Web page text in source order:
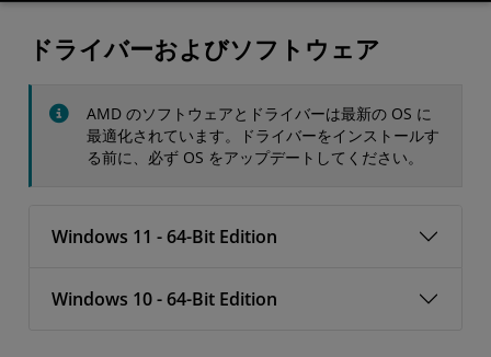
ドライバー
お問合せ
ドライバーおよびソフトウェア
AMD のソフトウェアとドライバーは最新の OS に
最適化されています。ドライバーをインストールす
る前に、必ず OS をアップデートしてください。
Windows 11 - 64-Bit Edition
Windows 10 - 64-Bit Edition